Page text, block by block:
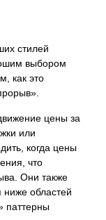
стилей
выбором
как это
цены за
или
когда цены
что
Они также
ниже областей
паттерны